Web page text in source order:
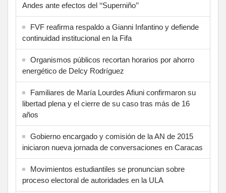
Andes ante efectos del ‘‘Superniño’’
FVF reafirma respaldo a Gianni Infantino y defiende
continuidad institucional en la Fifa
Organismos públicos recortan horarios por ahorro
energético de Delcy Rodríguez
Familiares de María Lourdes Afiuni confirmaron su
libertad plena y el cierre de su caso tras más de 16
años
Gobierno encargado y comisión de la AN de 2015
iniciaron nueva jornada de conversaciones en Caracas
Movimientos estudiantiles se pronuncian sobre
proceso electoral de autoridades en la ULA